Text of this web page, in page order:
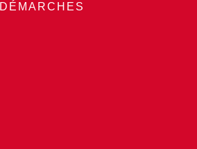
DÉMARCHES